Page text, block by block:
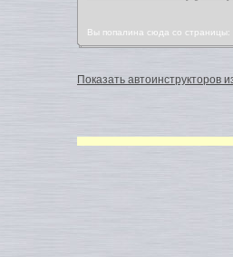
Вы попалина сюда со
Показать автоинструкторов